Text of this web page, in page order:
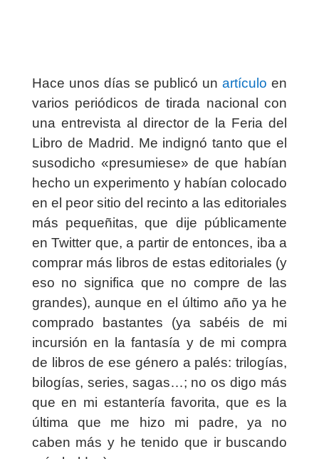
Hace unos días se publicó unartículo en
varios periódicos de tirada nacional con
una entrevista al director de la Feria del
Libro de Madrid. Me indignó tanto que el
susodicho «presumiese» de que habían
hecho un experimento y habían colocado
en el peor sitio del recinto a las editoriales
más pequeñitas, que dije públicamente
en Twitter que, a partir de entonces, iba a
comprar más libros de estas editoriales (y
eso no significa que no compre de las
grandes), aunque en el último año ya he
comprado bastantes (ya sabéis de mi
incursión en la fantasía y de mi compra
de libros de ese género a palés: trilogías,
bilogías, series, sagas…; no os digo más
que en mi estantería favorita, que es la
última que me hizo mi padre, ya no
caben más y he tenido que ir buscando